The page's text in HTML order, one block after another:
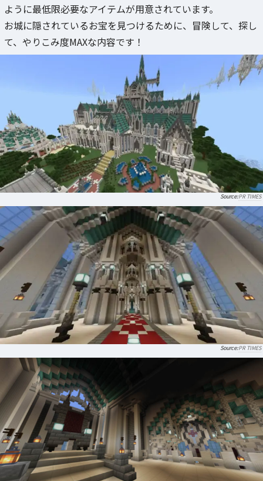
ように最低限必要なアイテムが用意されています。
お城に隠されているお宝を見つけるために、冒険して、探し
て、やりこみ度MAXな内容です！
PR TIMES
PR TIMES